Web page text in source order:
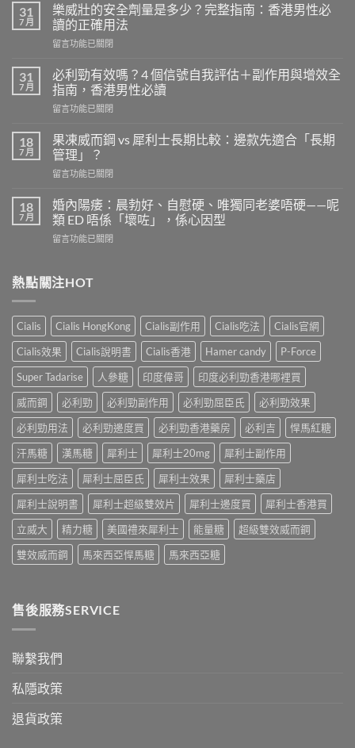
31
7 月
樂威壯的安全劑量是多少？完整指南：香港男性必
讀的正確用法
在
威
壯
的
安
劑
量
是
多
完
整
南：
男
讀
的
正
確
用
法〉
留言功能已關閉
31
7 月
必利勁有效嗎？4 個信號自我評估＋副作用與增效全
指南，香港男性必讀
在
利
勁
有
效
4
個
信
號
評
副
作
用
與
增
效
指
南，
香
男
性
必
讀〉
留言功能已關閉
18
7 月
果凍威而鋼 vs 犀利士長期比較：邊款先適合「長期
管理」？
在
凍
威
而
鋼
利
期
比
較：
邊
款
先
合
「長
期
理」？〉
中
留言功能已關閉
18
7 月
婚內陽痿：晨勃好、自慰硬、唯獨同老婆唔硬——呢
類 ED 唔係「壞咗」，係心因型
在
陽
痿：
勃
好、
自
慰
硬、
唯
同
老
婆
硬
——
呢
類
ED
係
「壞
心
因
留言功能已關閉
熱點關注HOT
Cialis Cialis HongKong Cialis副作用 Cialis吃法
Cialis官網
Cialis效果
Cialis說明書 Cialis香港 Hamer candy
P-Force
Super Tadarise
人參糖 印度偉哥
印度必利勁香港哪裡買
威而鋼
必利勁 必利勁副作用 必利勁屈臣氏
必利勁效果
必利勁用法
必利勁邊度買 必利勁香港藥房 必利吉
悍馬紅糖
汗馬糖
漢馬糖 犀利士 犀利士20mg
犀利士副作用
犀利士吃法
犀利士屈臣氏 犀利士效果
犀利士藥店
犀利士說明書
犀利士超級雙效片 犀利士邊度買
犀利士香港買
立威大
精力糖 美國禮來犀利士 能量糖
超級雙效威而鋼
雙效威而鋼
馬來西亞悍馬糖 馬來西亞糖
售後服務SERVICE
聯繫我們
私隱政策
退貨政策